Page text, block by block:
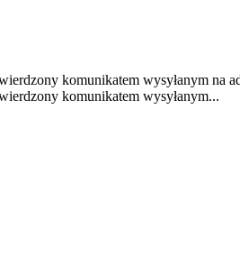
komunikatem wysyłanym na
komunikatem wysyłanym...